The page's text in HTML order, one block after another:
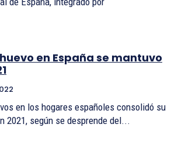
en España se mantuvo
en los hogares españoles consolidó su
2021, según se desprende del...